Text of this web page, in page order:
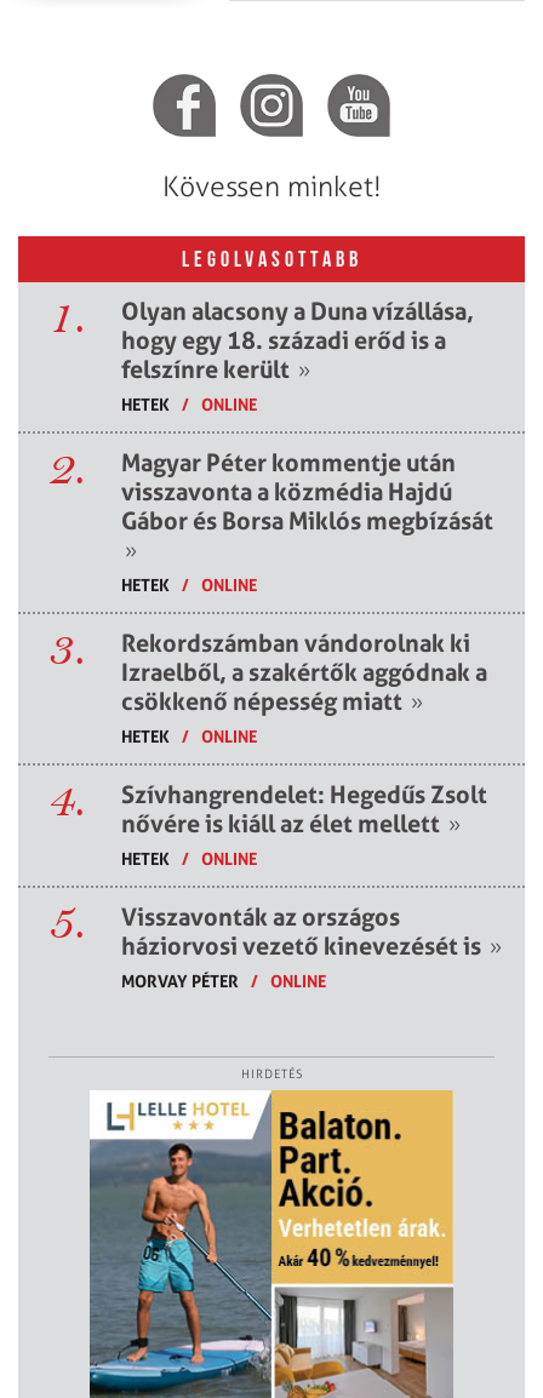
Kövessen minket!
LEGOLVASOTTABB
1.
Olyan alacsony a Duna vízállása,
hogy egy 18. századi erőd is a
felszínre került »
HETEK / ONLINE
2.
Magyar Péter kommentje után
visszavonta a közmédia Hajdú
Gábor és Borsa Miklós megbízását
»
HETEK / ONLINE
3.
Rekordszámban vándorolnak ki
Izraelből, a szakértők aggódnak a
csökkenő népesség miatt »
HETEK / ONLINE
4.
Szívhangrendelet: Hegedűs Zsolt
nővére is kiáll az élet mellett »
HETEK / ONLINE
5.
Visszavonták az országos
háziorvosi vezető kinevezését is »
MORVAY PÉTER / ONLINE
HIRDETÉS